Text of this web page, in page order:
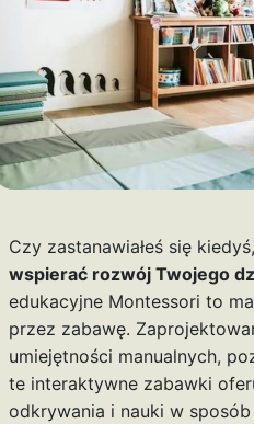
Czy zastanawiałeś się
wspierać rozwój Twojego
edukacyjne Montessori to
przez zabawę.
umiejętności manualnych,
te interaktywne zabawki
odkrywania i nauki w